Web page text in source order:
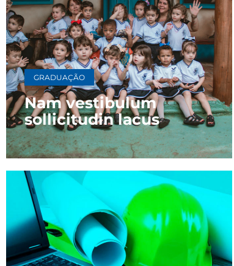
GRADUAÇÃO
Nam vestibulum
sollicitudin lacus